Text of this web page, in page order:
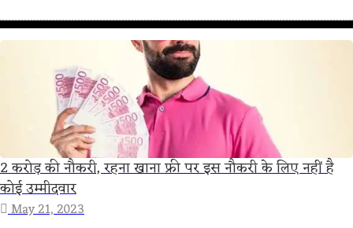
2 करोड़ की नौकरी, रहना खाना फ्री पर इस नौकरी के लिए नहीं है
कोई उम्मीदवार
May 21, 2023